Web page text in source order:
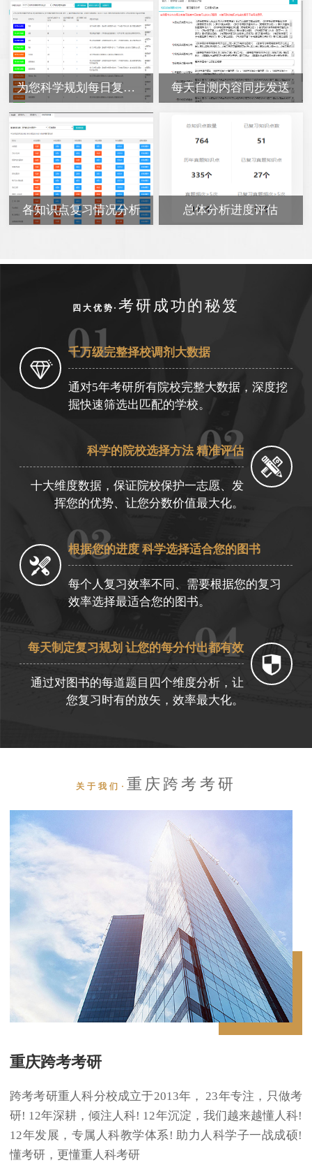
为您科学规划每日复习任务 每天自测内容同步发送
各知识点复习情况分析 总体分析进度评估
四大优势·考研成功的秘笈
千万级完整择校调剂大数据
通对5年考研所有院校完整大数据，深度挖
掘快速筛选出匹配的学校。
科学的院校选择方法 精准评估
十大维度数据，保证院校保护一志愿、发
挥您的优势、让您分数价值最大化。
根据您的进度 科学选择适合您的图书
每个人复习效率不同、需要根据您的复习
效率选择最适合您的图书。
每天制定复习规划 让您的每分付出都有效
通过对图书的每道题目四个维度分析，让
您复习时有的放矢，效率最大化。
关于我们· 重庆跨考考研
重庆跨考考研
跨考考研重人科分校成立于2013年， 23年专注，只做考
研! 12年深耕，倾注人科! 12年沉淀，我们越来越懂人科!
12年发展，专属人科教学体系! 助力人科学子一战成硕!
懂考研，更懂重人科考研